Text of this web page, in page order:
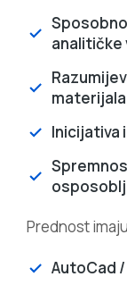
Inicijativa
Prednost
AutoCad